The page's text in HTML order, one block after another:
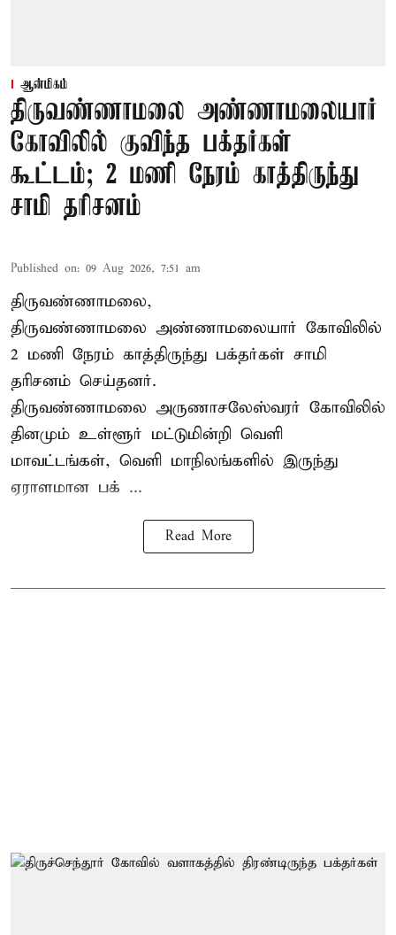
ஆன்மிகம்
திருவண்ணாமலை அண்ணாமலையார்
கோவிலில் குவிந்த பக்தர்கள்
கூட்டம்; 2 மணி நேரம் காத்திருந்து
சாமி தரிசனம்
Published on: 09 Aug 2026, 7:51 am
திருவண்ணாமலை,
திருவண்ணாமலை அண்ணாமலையார் கோவிலில்
2 மணி நேரம் காத்திருந்து பக்தர்கள் சாமி
தரிசனம் செய்தனர்.
திருவண்ணாமலை அருணாசலேஸ்வரர் கோவிலில்
தினமும் உள்ளூர் மட்டுமின்றி வெளி
மாவட்டங்கள், வெளி மாநிலங்களில் இருந்து
ஏராளமான பக் ...
Read More